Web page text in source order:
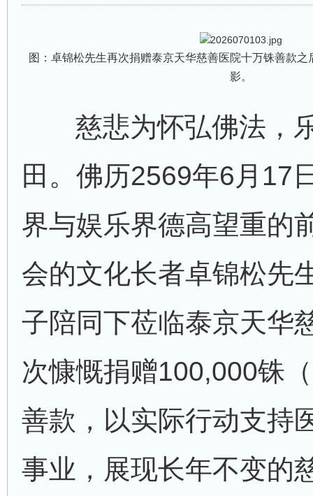
图：卓锦松先生再次捐赠泰京天华慈善医院十万铢善款
影。
慈悲为怀弘佛法，
田。佛历2569年6月17
界与娱乐界德高望重的
会的文化长者卓锦松先
子陪同下莅临泰京天华
次慷慨捐赠100,000铢
善款，以实际行动支持
事业，展现长年不变的